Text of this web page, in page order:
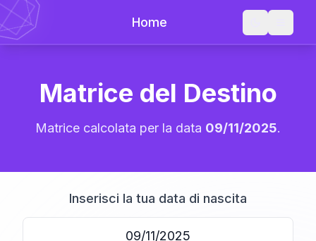
Home
Matrice del Destino
Matrice calcolata per la data 09/11/2025.
Inserisci la tua data di nascita